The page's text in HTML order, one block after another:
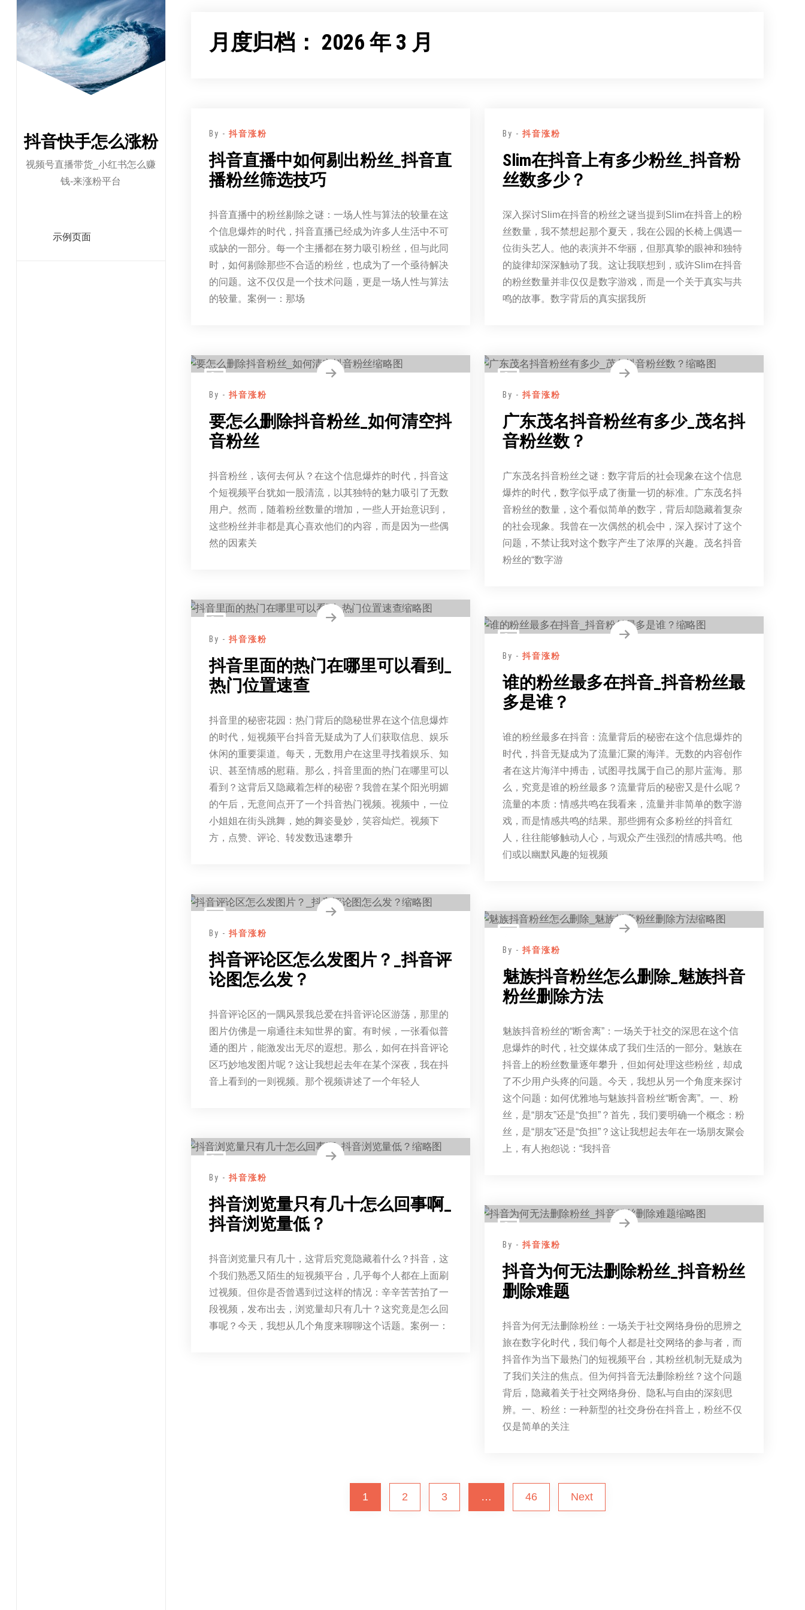
抖音快手怎么涨粉
视频号直播带货_小红书怎么赚
钱-来涨粉平台
示例页面
月度归档： 2026 年 3 月
By -抖音涨粉
抖音直播中如何剔出粉丝_抖音直
播粉丝筛选技巧
抖音直播中的粉丝剔除之谜：一场人性与算法的较量在这
个信息爆炸的时代，抖音直播已经成为许多人生活中不可
或缺的一部分。每一个主播都在努力吸引粉丝，但与此同
时，如何剔除那些不合适的粉丝，也成为了一个亟待解决
的问题。这不仅仅是一个技术问题，更是一场人性与算法
的较量。案例一：那场
By - 抖音涨粉
Slim在抖音上有多少粉丝_抖音粉
丝数多少？
深入探讨Slim在抖音的粉丝之谜当提到Slim在抖音上的粉
丝数量，我不禁想起那个夏天，我在公园的长椅上偶遇一
位街头艺人。他的表演并不华丽，但那真挚的眼神和独特
的旋律却深深触动了我。这让我联想到，或许Slim在抖音
的粉丝数量并非仅仅是数字游戏，而是一个关于真实与共
鸣的故事。数字背后的真实据我所
By -抖音涨粉
要怎么删除抖音粉丝_如何清空抖
音粉丝
抖音粉丝，该何去何从？在这个信息爆炸的时代，抖音这
个短视频平台犹如一股清流，以其独特的魅力吸引了无数
用户。然而，随着粉丝数量的增加，一些人开始意识到，
这些粉丝并非都是真心喜欢他们的内容，而是因为一些偶
然的因素关
By - 抖音涨粉
广东茂名抖音粉丝有多少_茂名抖
音粉丝数？
广东茂名抖音粉丝之谜：数字背后的社会现象在这个信息
爆炸的时代，数字似乎成了衡量一切的标准。广东茂名抖
音粉丝的数量，这个看似简单的数字，背后却隐藏着复杂
的社会现象。我曾在一次偶然的机会中，深入探讨了这个
问题，不禁让我对这个数字产生了浓厚的兴趣。茂名抖音
粉丝的“数字游
By -抖音涨粉
抖音里面的热门在哪里可以看到_
热门位置速查
抖音里的秘密花园：热门背后的隐秘世界在这个信息爆炸
的时代，短视频平台抖音无疑成为了人们获取信息、娱乐
休闲的重要渠道。每天，无数用户在这里寻找着娱乐、知
识、甚至情感的慰藉。那么，抖音里面的热门在哪里可以
看到？这背后又隐藏着怎样的秘密？我曾在某个阳光明媚
的午后，无意间点开了一个抖音热门视频。视频中，一位
小姐姐在街头跳舞，她的舞姿曼妙，笑容灿烂。视频下
方，点赞、评论、转发数迅速攀升
By - 抖音涨粉
谁的粉丝最多在抖音_抖音粉丝最
多是谁？
谁的粉丝最多在抖音：流量背后的秘密在这个信息爆炸的
时代，抖音无疑成为了流量汇聚的海洋。无数的内容创作
者在这片海洋中搏击，试图寻找属于自己的那片蓝海。那
么，究竟是谁的粉丝最多？流量背后的秘密又是什么呢？
流量的本质：情感共鸣在我看来，流量并非简单的数字游
戏，而是情感共鸣的结果。那些拥有众多粉丝的抖音红
人，往往能够触动人心，与观众产生强烈的情感共鸣。他
们或以幽默风趣的短视频
By -抖音涨粉
抖音评论区怎么发图片？_抖音评
论图怎么发？
抖音评论区的一隅风景我总爱在抖音评论区游荡，那里的
图片仿佛是一扇通往未知世界的窗。有时候，一张看似普
通的图片，能激发出无尽的遐想。那么，如何在抖音评论
区巧妙地发图片呢？这让我想起去年在某个深夜，我在抖
音上看到的一则视频。那个视频讲述了一个年轻人
By - 抖音涨粉
魅族抖音粉丝怎么删除_魅族抖音
粉丝删除方法
魅族抖音粉丝的“断舍离”：一场关于社交的深思在这个信
息爆炸的时代，社交媒体成了我们生活的一部分。魅族在
抖音上的粉丝数量逐年攀升，但如何处理这些粉丝，却成
了不少用户头疼的问题。今天，我想从另一个角度来探讨
这个问题：如何优雅地与魅族抖音粉丝“断舍离”。一、粉
丝，是“朋友”还是“负担”？首先，我们要明确一个概念：粉
丝，是“朋友”还是“负担”？这让我想起去年在一场朋友聚会
上，有人抱怨说：“我抖音
By -抖音涨粉
抖音浏览量只有几十怎么回事啊_
抖音浏览量低？
抖音浏览量只有几十，这背后究竟隐藏着什么？抖音，这
个我们熟悉又陌生的短视频平台，几乎每个人都在上面刷
过视频。但你是否曾遇到过这样的情况：辛辛苦苦拍了一
段视频，发布出去，浏览量却只有几十？这究竟是怎么回
事呢？今天，我想从几个角度来聊聊这个话题。案例一：
By - 抖音涨粉
抖音为何无法删除粉丝_抖音粉丝
删除难题
抖音为何无法删除粉丝：一场关于社交网络身份的思辨之
旅在数字化时代，我们每个人都是社交网络的参与者，而
抖音作为当下最热门的短视频平台，其粉丝机制无疑成为
了我们关注的焦点。但为何抖音无法删除粉丝？这个问题
背后，隐藏着关于社交网络身份、隐私与自由的深刻思
辨。一、粉丝：一种新型的社交身份在抖音上，粉丝不仅
仅是简单的关注
1 2 3 … 46 Next